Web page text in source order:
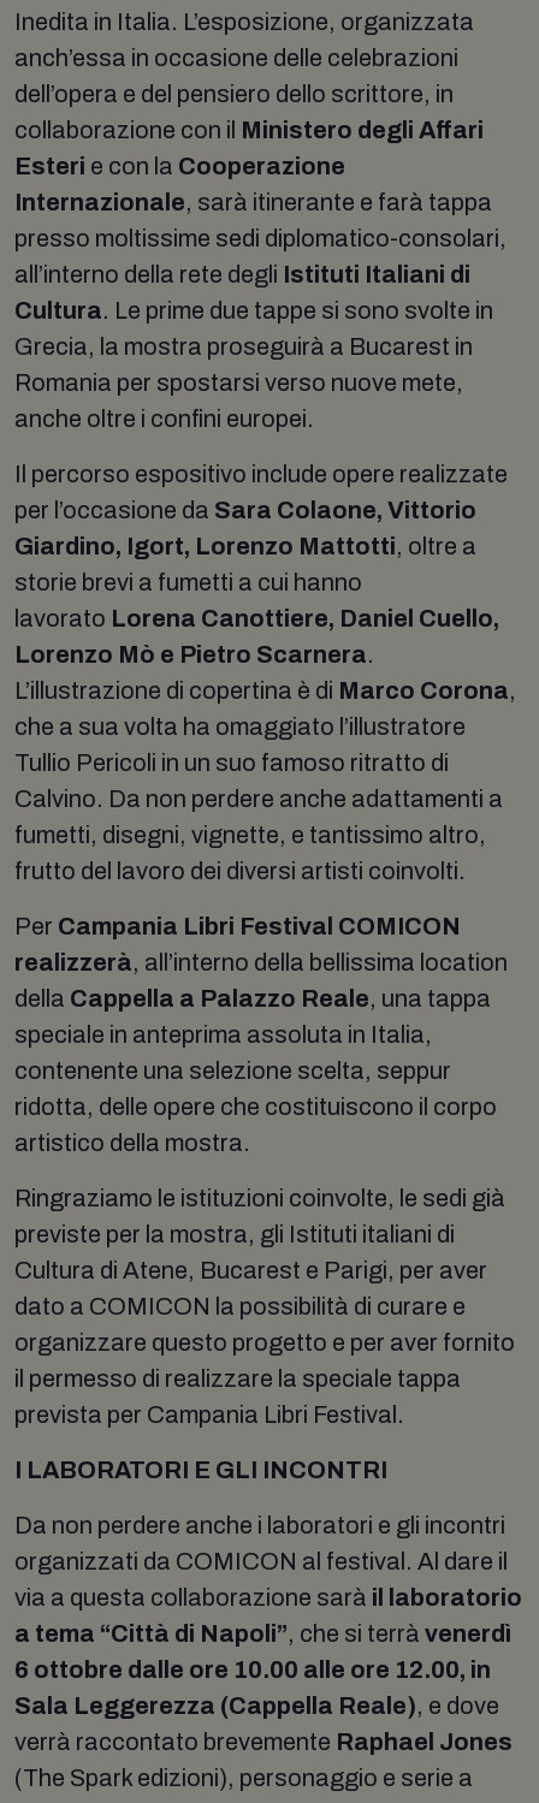
Inedita in Italia. L’esposizione, organizzata
anch’essa in occasione delle celebrazioni
dell’opera e del pensiero dello scrittore, in
collaborazione con il Ministero degli Affari
Esteri e con la Cooperazione
Internazionale, sarà itinerante e farà tappa
presso moltissime sedi diplomatico-consolari,
all’interno della rete degli Istituti Italiani di
Cultura. Le prime due tappe si sono svolte in
Grecia, la mostra proseguirà a Bucarest in
Romania per spostarsi verso nuove mete,
anche oltre i confini europei.
Il percorso espositivo include opere realizzate
per l’occasione da Sara Colaone, Vittorio
Giardino, Igort, Lorenzo Mattotti, oltre a
storie brevi a fumetti a cui hanno
lavorato Lorena Canottiere, Daniel Cuello,
Lorenzo Mò e Pietro Scarnera.
L’illustrazione di copertina è di Marco Corona,
che a sua volta ha omaggiato l’illustratore
Tullio Pericoli in un suo famoso ritratto di
Calvino. Da non perdere anche adattamenti a
fumetti, disegni, vignette, e tantissimo altro,
frutto del lavoro dei diversi artisti coinvolti.
Per Campania Libri Festival COMICON
realizzerà, all’interno della bellissima location
della Cappella a Palazzo Reale, una tappa
speciale in anteprima assoluta in Italia,
contenente una selezione scelta, seppur
ridotta, delle opere che costituiscono il corpo
artistico della mostra.
Ringraziamo le istituzioni coinvolte, le sedi già
previste per la mostra, gli Istituti italiani di
Cultura di Atene, Bucarest e Parigi, per aver
dato a COMICON la possibilità di curare e
organizzare questo progetto e per aver fornito
il permesso di realizzare la speciale tappa
prevista per Campania Libri Festival.
I LABORATORI E GLI INCONTRI
Da non perdere anche i laboratori e gli incontri
organizzati da COMICON al festival. Al dare il
via a questa collaborazione sarà il laboratorio
a tema “Città di Napoli”, che si terrà venerdì
6 ottobre dalle ore 10.00 alle ore 12.00, in
Sala Leggerezza (Cappella Reale), e dove
verrà raccontato brevemente Raphael Jones
(The Spark edizioni), personaggio e serie a